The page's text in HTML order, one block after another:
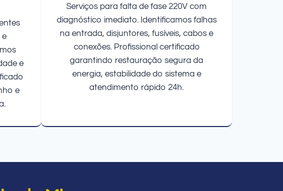
e
e
Serviços para falta de fase 220V com
diagnóstico imediato. Identificamos falhas
na entrada, disjuntores, fusíveis, cabos e
conexões. Profissional certificado
garantindo restauração segura da
energia, estabilidade do sistema e
atendimento rápido 24h.